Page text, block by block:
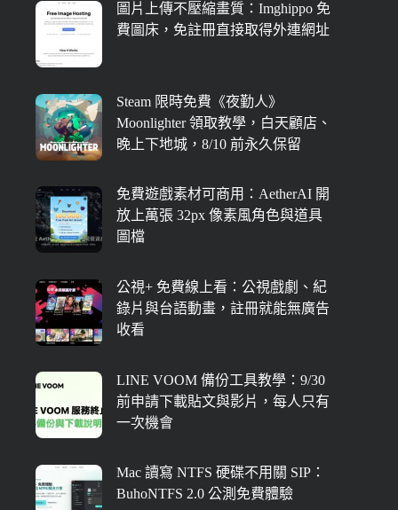
圖片上傳不壓縮畫質：Imghippo 免
費圖床，免註冊直接取得外連網址
Steam 限時免費《夜勤人》
Moonlighter 領取教學，白天顧店、
晚上下地城，8/10 前永久保留
免費遊戲素材可商用：AetherAI 開
放上萬張 32px 像素風角色與道具
圖檔
公視+ 免費線上看：公視戲劇、紀
錄片與台語動畫，註冊就能無廣告
收看
LINE VOOM 備份工具教學：9/30
前申請下載貼文與影片，每人只有
一次機會
Mac 讀寫 NTFS 硬碟不用關 SIP：
BuhoNTFS 2.0 公測免費體驗